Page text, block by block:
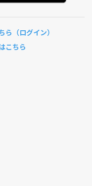
（ログイン）
こちら